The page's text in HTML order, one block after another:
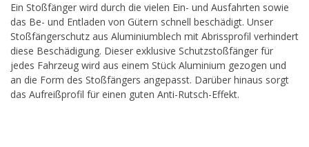
Ein Stoßfänger wird durch die vielen Ein- und Ausfahrten sowie
das Be- und Entladen von Gütern schnell beschädigt. Unser
Stoßfängerschutz aus Aluminiumblech mit Abrissprofil verhindert
diese Beschädigung. Dieser exklusive Schutzstoßfänger für
jedes Fahrzeug wird aus einem Stück Aluminium gezogen und
an die Form des Stoßfängers angepasst. Darüber hinaus sorgt
das Aufreißprofil für einen guten Anti-Rutsch-Effekt.